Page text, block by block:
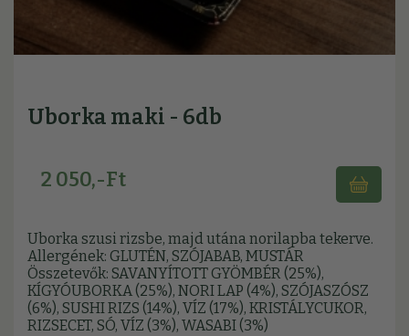
Uborka maki - 6db
2 050,-Ft
Uborka szusi rizsbe, majd utána norilapba tekerve.
Allergének: GLUTÉN, SZÓJABAB, MUSTÁR
Összetevők: SAVANYÍTOTT GYÖMBÉR (25%),
KÍGYÓUBORKA (25%), NORI LAP (4%), SZÓJASZÓSZ
(6%), SUSHI RIZS (14%), VÍZ (17%), KRISTÁLYCUKOR,
RIZSECET, SÓ, VÍZ (3%), WASABI (3%)